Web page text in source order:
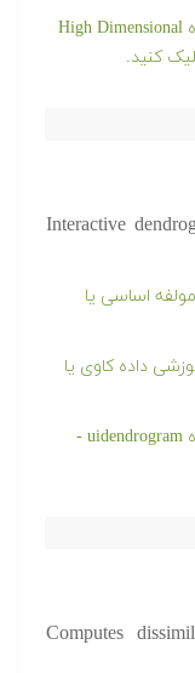
دانلود رایگان کد و پروژه آماده High Dimensional
Interactive
اساسی یا
داده کاوی یا
دانلود رایگان کد و پروژه آماده uidendrogram -
Computes